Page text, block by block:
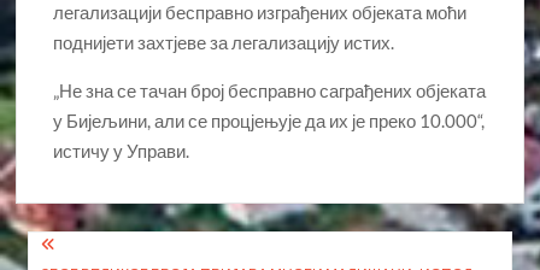
легализацији бесправно изграђених објеката моћи
поднијети захтјеве за легализацију истих.
„Не зна се тачан број бесправно саграђених објеката
у Бијељини, али се процјењује да их је преко 10.000“,
истичу у Управи.
Кретање